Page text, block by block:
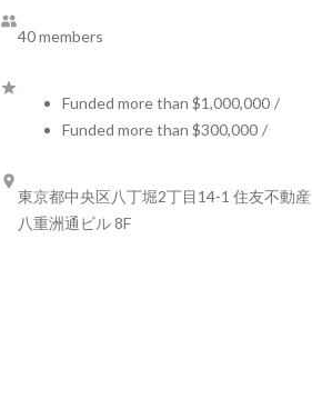
40 members
Funded more than $1,000,000 /
Funded more than $300,000 /
東京都中央区八丁堀2丁目14-1 住友不動産
八重洲通ビル 8F